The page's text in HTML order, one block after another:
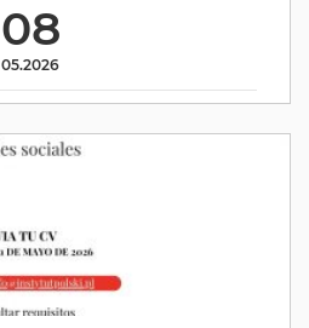
08
05.2026